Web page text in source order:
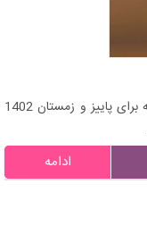
در این بخش از زیبامون با 3 مدل پالتو و کت که برای پاییز و زمستان 1402
ادامه